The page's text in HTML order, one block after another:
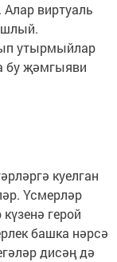
виртуаль
утырмыйлар
бу җәм­гыяви
куелган
Үсмерләр
герой
башка нәрсә
дисәң дә